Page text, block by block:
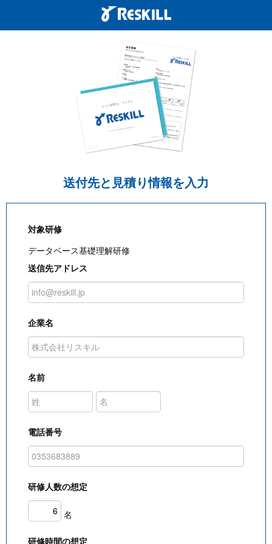
送付先と見積り情報を入力
対象研修
データベース基礎理解研修
送信先アドレス
企業名
名前
電話番号
研修人数の想定
名
研修時間の想定